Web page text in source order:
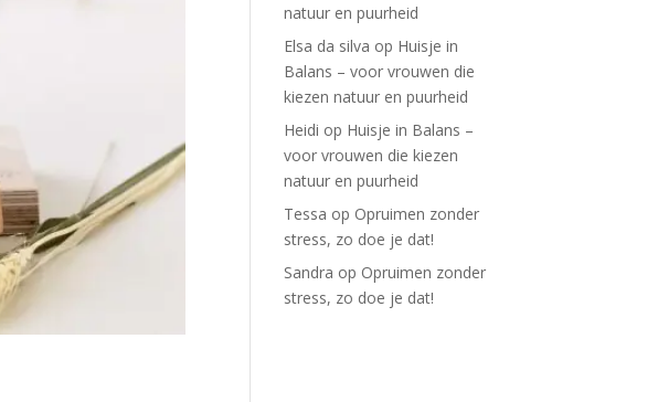
natuur en puurheid
Elsa da silva op Huisje in
Balans – voor vrouwen die
kiezen natuur en puurheid
Heidi op Huisje in Balans –
voor vrouwen die kiezen
natuur en puurheid
Tessa op Opruimen zonder
stress, zo doe je dat!
Sandra op Opruimen zonder
stress, zo doe je dat!